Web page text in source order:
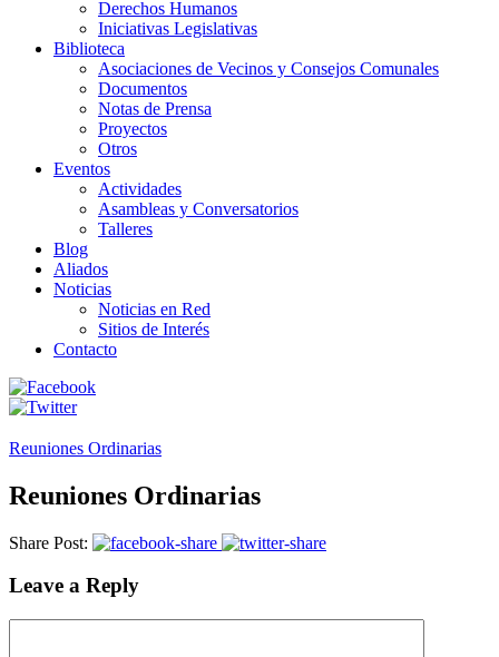
Derechos Humanos
Iniciativas Legislativas
Biblioteca
Asociaciones de Vecinos y Consejos Comunales
Documentos
Notas de Prensa
Proyectos
Otros
Eventos
Actividades
Asambleas y Conversatorios
Talleres
Blog
Aliados
Noticias
Noticias en Red
Sitios de Interés
Contacto
Reuniones Ordinarias
Reuniones Ordinarias
Share Post:
Leave a Reply